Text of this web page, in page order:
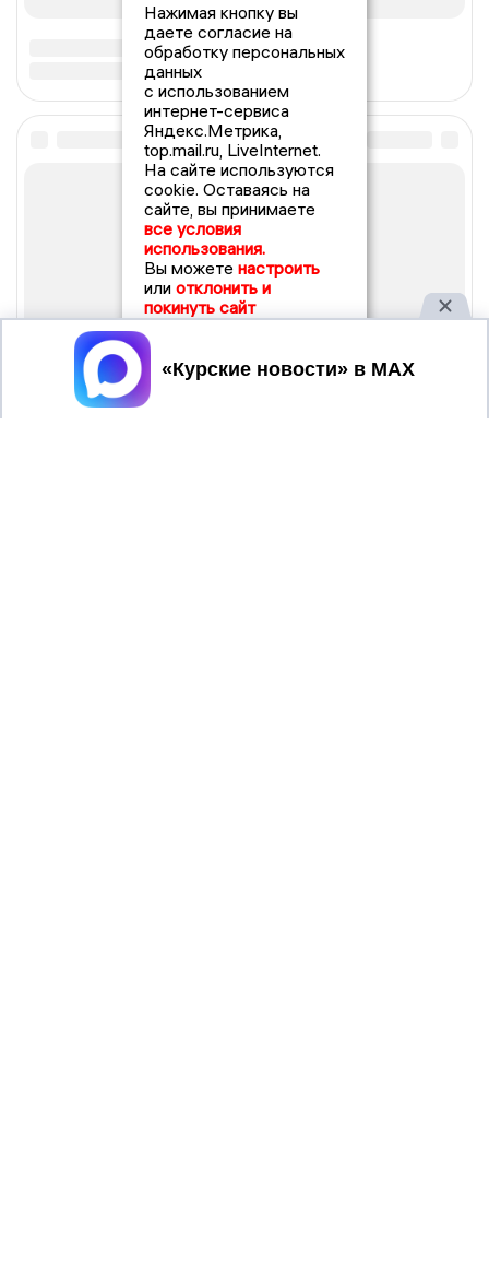
Нажимая кнопку вы
даете согласие на
обработку персональных
данных
с использованием
интернет-сервиса
Яндекс.Метрика,
top.mail.ru, LiveInternet.
На сайте используются
cookie. Оставаясь на
сайте, вы принимаете
все условия
использования.
Вы можете настроить
или отклонить и
покинуть сайт
Принять